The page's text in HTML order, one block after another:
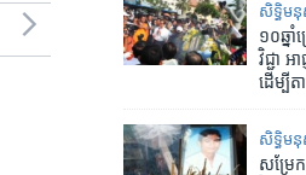
សិទ្ធិ​ម
១០​ឆ្ន
វិជ្ជា​ អ
ដើម្បី​ត
សិទ្ធិ​ម
សម្រែ